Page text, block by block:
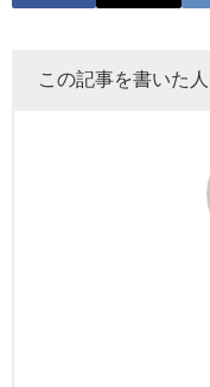
この記事を書いた人